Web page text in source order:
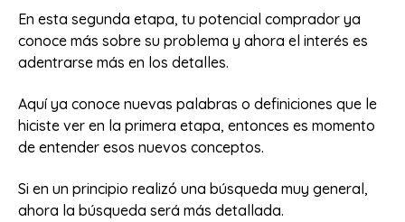
En esta segunda etapa, tu potencial comprador ya
conoce más sobre su problema y ahora el interés es
adentrarse más en los detalles.
Aquí ya conoce nuevas palabras o definiciones que le
hiciste ver en la primera etapa, entonces es momento
de entender esos nuevos conceptos.
Si en un principio realizó una búsqueda muy general,
ahora la búsqueda será más detallada.